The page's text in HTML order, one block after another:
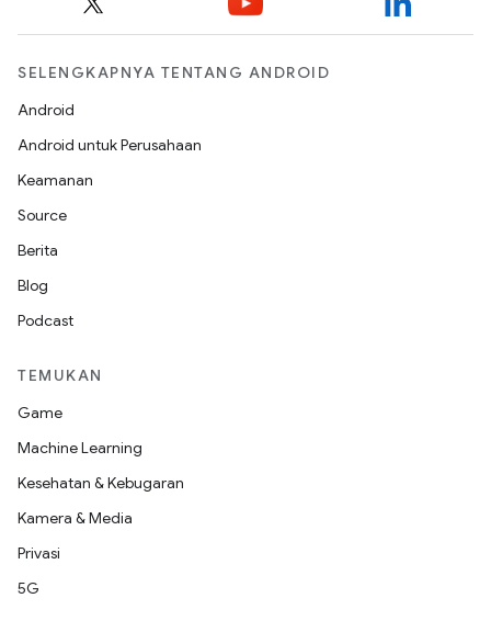
SELENGKAPNYA TENTANG ANDROID
Android
Android untuk Perusahaan
Keamanan
Source
Berita
Blog
Podcast
TEMUKAN
Game
Machine Learning
Kesehatan & Kebugaran
Kamera & Media
Privasi
5G